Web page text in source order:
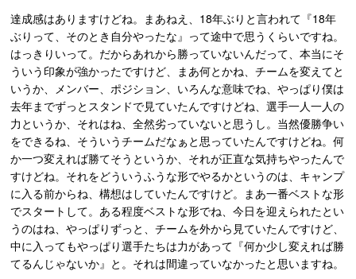
達成感はありますけどね。まあねえ、18年ぶりと言われて『18年
ぶりって、そのとき自分やったな』って途中で思うくらいですね。
はっきりいって。だからあれから勝っていないんだって、本当にそ
ういう印象が強かったですけど、まあ何とかね、チームを変えてと
いうか、メンバー、ポジション、いろんな意味でね、やっぱり僕は
去年までずっとスタンドで見ていたんですけどね、選手一人一人の
力というか、それはね、全然劣っていないと思うし。当然優勝争い
をできるね、そういうチームだなぁと思っていたんですけどね。何
か一つ変えれば勝てそうというか、それが正直な気持ちやったんで
すけどね。それをどういうふうな形でやるかというのは、キャンプ
に入る前からね、構想はしていたんですけど。まあ一番ベストな形
でスタートして。ある程度ベストな形でね、今日を迎えられたとい
うのはね、やっぱりずっと、チームを外から見ていたんですけど、
中に入ってもやっぱり選手たちは力があって『何か少し変えれば勝
てるんじゃないか』と。それは間違っていなかったと思いますね。